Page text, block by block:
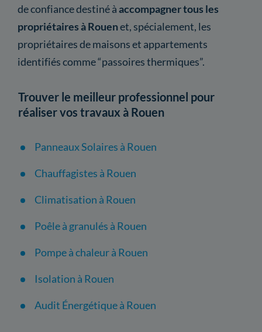
de confiance destiné àaccompagner tous les
propriétaires à Rouenet, spécialement, les
propriétaires de maisons et appartements
identifiés comme “passoires thermiques”.
Trouver le meilleur professionnel pour
réaliser vos travaux à Rouen
Panneaux Solaires à Rouen
Chauffagistes à Rouen
Climatisation à Rouen
Poêle à granulés à Rouen
Pompe à chaleur à Rouen
Isolation à Rouen
Audit Énergétique à Rouen